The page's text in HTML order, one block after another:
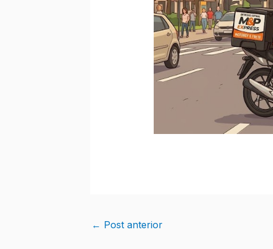
← Post anterior